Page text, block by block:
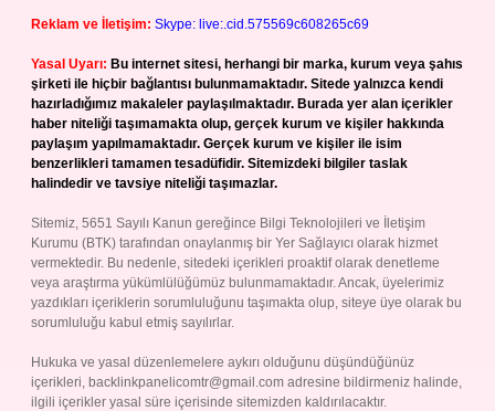
Reklam ve İletişim: Skype: live:.cid.575569c608265c69
Yasal Uyarı: Bu internet sitesi, herhangi bir marka, kurum veya şahıs
şirketi ile hiçbir bağlantısı bulunmamaktadır. Sitede yalnızca kendi
hazırladığımız makaleler paylaşılmaktadır. Burada yer alan içerikler
haber niteliği taşımamakta olup, gerçek kurum ve kişiler hakkında
paylaşım yapılmamaktadır. Gerçek kurum ve kişiler ile isim
benzerlikleri tamamen tesadüfidir. Sitemizdeki bilgiler taslak
halindedir ve tavsiye niteliği taşımazlar.
Sitemiz, 5651 Sayılı Kanun gereğince Bilgi Teknolojileri ve İletişim
Kurumu (BTK) tarafından onaylanmış bir Yer Sağlayıcı olarak hizmet
vermektedir. Bu nedenle, sitedeki içerikleri proaktif olarak denetleme
veya araştırma yükümlülüğümüz bulunmamaktadır. Ancak, üyelerimiz
yazdıkları içeriklerin sorumluluğunu taşımakta olup, siteye üye olarak bu
sorumluluğu kabul etmiş sayılırlar.
Hukuka ve yasal düzenlemelere aykırı olduğunu düşündüğünüz
içerikleri, backlinkpanelicomtr@gmail.com adresine bildirmeniz halinde,
ilgili içerikler yasal süre içerisinde sitemizden kaldırılacaktır.